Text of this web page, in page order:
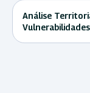
Análise